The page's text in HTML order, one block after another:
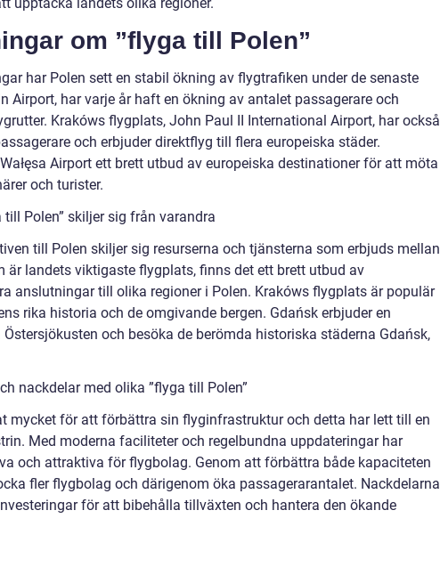
upptäcka landets olika regioner.
om ”flyga till Polen”
har Polen sett en stabil ökning av flygtrafiken under de senaste
Airport, har varje år haft en ökning av antalet passagerare och
Krakóws flygplats, John Paul II International Airport, har också
och erbjuder direktflyg till flera europeiska städer.
Airport ett brett utbud av europeiska destinationer för att möta
och turister.
Polen” skiljer sig från varandra
till Polen skiljer sig resurserna och tjänsterna som erbjuds mellan
är landets viktigaste flygplats, finns det ett brett utbud av
anslutningar till olika regioner i Polen. Krakóws flygplats är populär
rika historia och de omgivande bergen. Gdańsk erbjuder en
och besöka de berömda historiska städerna Gdańsk,
nackdelar med olika ”flyga till Polen”
mycket för att förbättra sin flyginfrastruktur och detta har lett till en
Med moderna faciliteter och regelbundna uppdateringar har
och attraktiva för flygbolag. Genom att förbättra både kapaciteten
fler flygbolag och därigenom öka passagerarantalet. Nackdelarna
för att bibehålla tillväxten och hantera den ökande